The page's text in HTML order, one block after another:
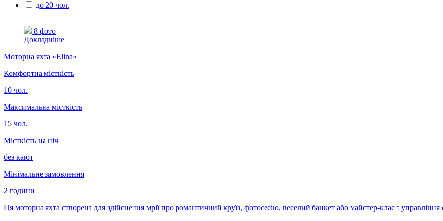
до 20 чол.
8 фото
Докладніше
Моторна яхта «Elina»
Комфортна місткість
10 чол.
Максимальна місткість
15 чол.
Місткість на ніч
без кают
Мінімальне замовлення
2 години
Ця моторна яхта створена для здійснення мрії про романтичний круїз, фотосесію, веселий банкет або майстер-клас з